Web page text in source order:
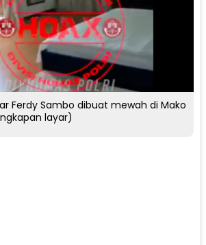
Ferdy Sambo dibuat mewah di Mako
layar)